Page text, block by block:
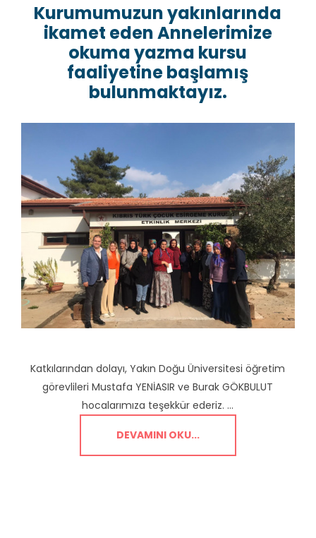
Kurumumuzun yakınlarında
ikamet eden Annelerimize
okuma yazma kursu
faaliyetine başlamış
bulunmaktayız.
Katkılarından dolayı, Yakın Doğu Üniversitesi öğretim
görevlileri Mustafa YENİASIR ve Burak GÖKBULUT
hocalarımıza teşekkür ederiz. ...
DEVAMINI OKU...